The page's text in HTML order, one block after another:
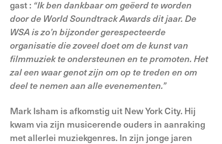
gast : “Ik ben dankbaar om geëerd te worden
door de World Soundtrack Awards dit jaar. De
WSA is zo’n bijzonder gerespecteerde
organisatie die zoveel doet om de kunst van
filmmuziek te ondersteunen en te promoten. Het
zal een waar genot zijn om op te treden en om
deel te nemen aan alle evenementen.”
Mark Isham is afkomstig uit New York City. Hij
kwam via zijn musicerende ouders in aanraking
met allerlei muziekgenres. In zijn jonge jaren